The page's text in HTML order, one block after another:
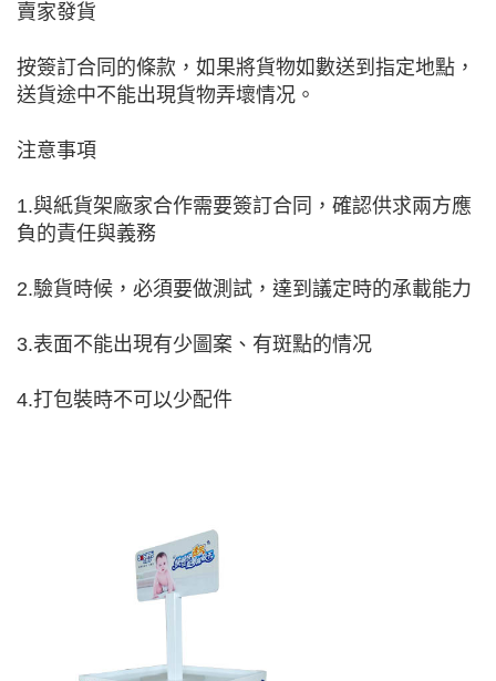
賣家發貨
按簽訂合同的條款，如果將貨物如數送到指定地點，
送貨途中不能出現貨物弄壞情况。
注意事項
1.與紙貨架廠家合作需要簽訂合同，確認供求兩方應
負的責任與義務
2.驗貨時候，必須要做測試，達到議定時的承載能力
3.表面不能出現有少圖案、有斑點的情况
4.打包裝時不可以少配件